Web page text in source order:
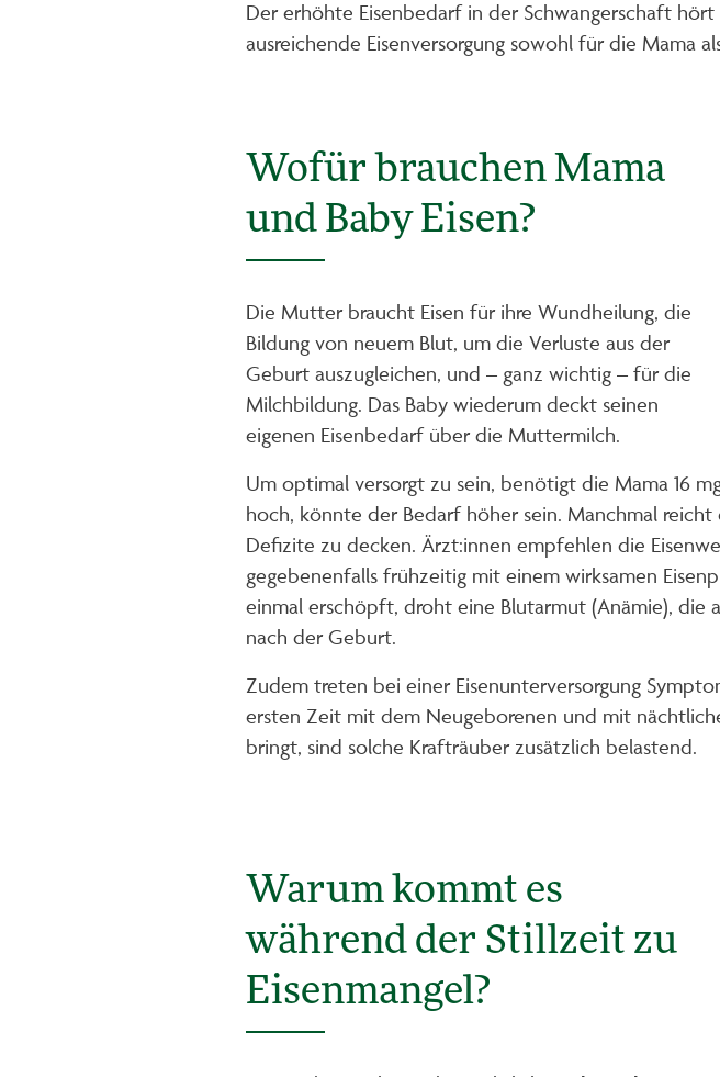
Der erhöhte Eisenbedarf in der Schwangerschaft
ausreichende Eisenversorgung sowohl für die Mama
Wofür brauchen Mama
und Baby Eisen?
Die Mutter braucht Eisen für ihre Wundheilung, die
Bildung von neuem Blut, um die Verluste aus der
Geburt auszugleichen, und – ganz wichtig – für die
Milchbildung. Das Baby wiederum deckt seinen
eigenen Eisenbedarf über die Muttermilch.
Um optimal versorgt zu sein, benötigt die Mama 16
hoch, könnte der Bedarf höher sein. Manchmal
Defizite zu decken. Ärzt:innen empfehlen die
gegebenenfalls frühzeitig mit einem wirksamen
einmal erschöpft, droht eine Blutarmut (Anämie), die
nach der Geburt.
Zudem treten bei einer Eisenunterversorgung
ersten Zeit mit dem Neugeborenen und mit
bringt, sind solche Krafträuber zusätzlich belastend.
Warum kommt es
während der Stillzeit zu
Eisenmangel?